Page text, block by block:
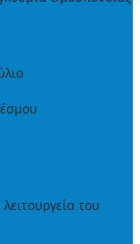
του